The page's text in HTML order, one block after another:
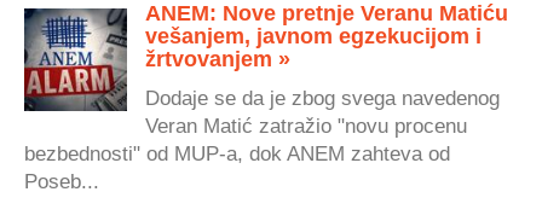
ANEM: Nove pretnje Veranu Matiću
vešanjem, javnom egzekucijom i
žrtvovanjem »
Dodaje se da je zbog svega navedenog
Veran Matić zatražio "novu procenu
bezbednosti" od MUP-a, dok ANEM zahteva od
Poseb...